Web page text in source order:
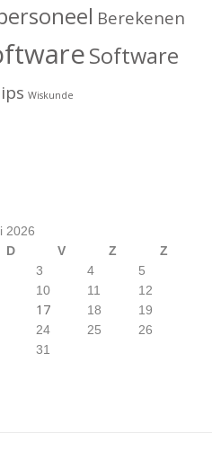
Berekenen
Software
Wiskunde
2026
D V Z
Z
3 4
5
10 11
12
17 18
19
24 25
26
31